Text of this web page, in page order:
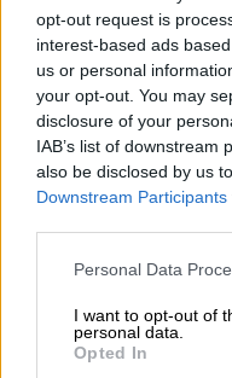
opt-out request is
interest-based ads
us or personal
your opt-out. You may
disclosure of your
IAB’s list of downstream
also be disclosed by us
Downstream Participants
Please note that this
not limited to your visit
grant or deny consent to
use your data for below
Personal Data
I want to opt-out of
personal data.
Opted In
Ο 60χρονος
τελευταία
έκανε κάποια
καθαριότητα
μαζί του το
οι δυο τους ήταν
«Το πατρικό μου
που έμενε ο
ξενοδοχείο που